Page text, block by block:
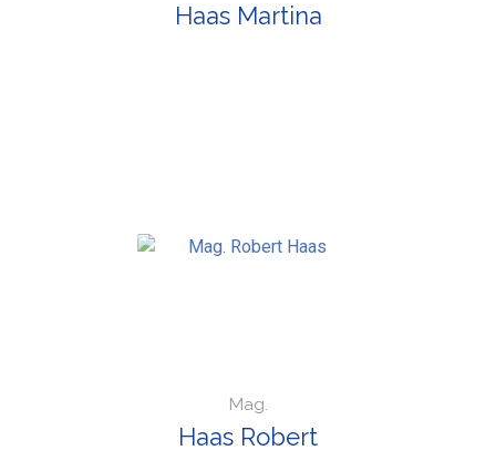
Haas Martina
Mag.
Haas Robert